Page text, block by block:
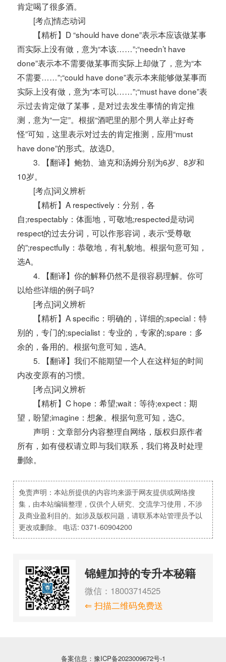
肯定喝了很多酒。
[考点]情态动词
【精析】D “should have done”表示本应该做某事
而实际上没有做，意为“本该……”;“needn’t have
done”表示本不需要做某事而实际上却做了，意为“本
不需要……”;“could have done”表示本来能够做某事而
实际上没有做，意为“本可以……”;“must have done”表
示过去肯定做了某事，是对过去发生事情的肯定推
测，意为“一定”。根据“酒吧里的那个男人举止好奇
怪”可知，这里表示对过去的肯定推测，应用“must
have done”的形式。故选D。
3. 【翻译】鲍勃、迪克和汤姆分别为6岁、8岁和
10岁。
[考点]词义辨析
【精析】A respectively：分别，各
自;respectably：体面地，可敬地;respected是动词
respect的过去分词，可以作形容词，表示“受尊敬
的”;respectfully：恭敬地，有礼貌地。根据句意可知，
选A。
4. 【翻译】你的解释仍然不是很容易理解。你可
以给些详细的例子吗?
[考点]词义辨析
【精析】A specific：明确的，详细的;special：特
别的，专门的;specialist：专业的，专家的;spare：多
余的，备用的。根据句意可知，选A。
5. 【翻译】我们不能期望一个人在这样短的时间
内改变原有的习惯。
[考点]词义辨析
【精析】C hope：希望;wait：等待;expect：期
望，盼望;imagine：想象。根据句意可知，选C。
声明：文章部分内容整理自网络，版权归原作者
所有，如有侵权请立即与我们联系，我们将及时处理
删除。
免责声明：本站所提供的内容均来源于网友提供或网络搜
集，由本站编辑整理，仅供个人研究、交流学习使用，不涉
及商业盈利目的。如涉及版权问题，请联系本站管理员予以
更改或删除。 电话: 0371-60904200
锦鲤加持的专升本秘籍
微信：18003714525
⇐ 扫描二维码免费送
备案信息：豫ICP备2023009672号-1